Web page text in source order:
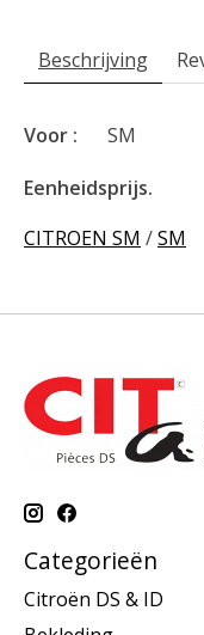
Beschrijving
Voor :
SM
Eenheidsprijs.
CITROEN SM /SM
Categorieën
Citroën DS & ID